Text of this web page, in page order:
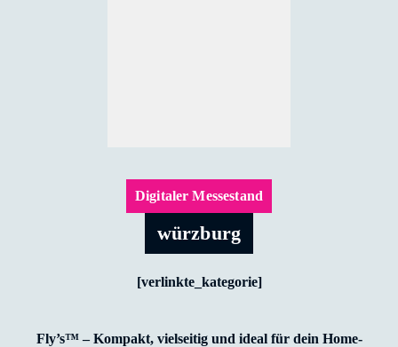
Digitaler Messestand
würzburg
[verlinkte_kategorie]
Fly’s™ – Kompakt, vielseitig und ideal für dein Home-